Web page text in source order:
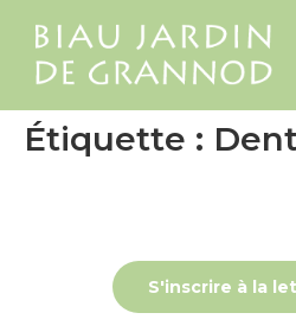
Étiquette :
S'inscrire à la